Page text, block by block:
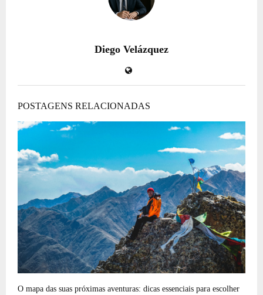
Diego Velázquez
POSTAGENS RELACIONADAS
O mapa das suas próximas aventuras: dicas essenciais para escolher